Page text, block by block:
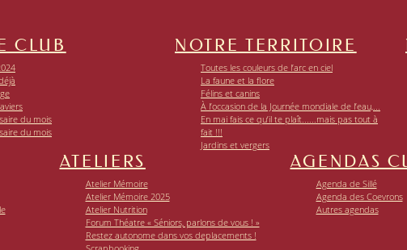
CLUB
du mois
du mois
NOTRE TERRITOIRE
Toutes les couleurs de l’arc en ciel
La faune et la flore
Félins et canins
À l’occasion de la Journée mondiale de l’eau,...
En mai fais ce qu’il te plaît......mais pas tout à
fait !!!
Jardins et vergers
ATELIERS
Atelier Mémoire
Atelier Mémoire 2025
Atelier Nutrition
Forum Théatre « Séniors, parlons de vous ! »
Restez autonome dans vos deplacements !
AGENDAS
Agenda de Sillé
Agenda des Coevrons
Autres agendas